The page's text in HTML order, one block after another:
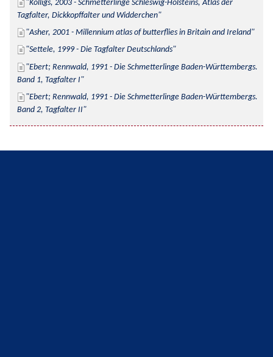
Kolligs, 2003 - Schmetterlinge Schleswig-Holsteins, Atlas der
Tagfalter, Dickkopffalter und Widderchen
Asher, 2001 - Millennium atlas of butterflies in Britain and Ireland
Settele, 1999 - Die Tagfalter Deutschlands
Ebert; Rennwald, 1991 - Die Schmetterlinge Baden-Württembergs.
Band 1, Tagfalter I
Ebert; Rennwald, 1991 - Die Schmetterlinge Baden-Württembergs.
Band 2, Tagfalter II